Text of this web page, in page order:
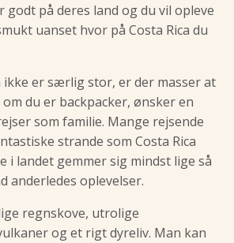
godt på deres land og du vil opleve
uanset hvor på Costa Rica du
ikke er særlig stor, er der masser at
du er backpacker, ønsker en
som familie. Mange rejsende
strande som Costa Rica
i landet gemmer sig mindst lige så
anderledes oplevelser.
regnskove, utrolige
og et rigt dyreliv. Man kan